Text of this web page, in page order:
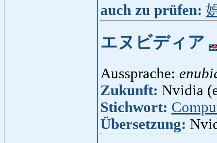
auch zu prüfen:
エヌビディア
Aussprache:
Zukunft: Nvidia
Stichwort:
Übersetzung: